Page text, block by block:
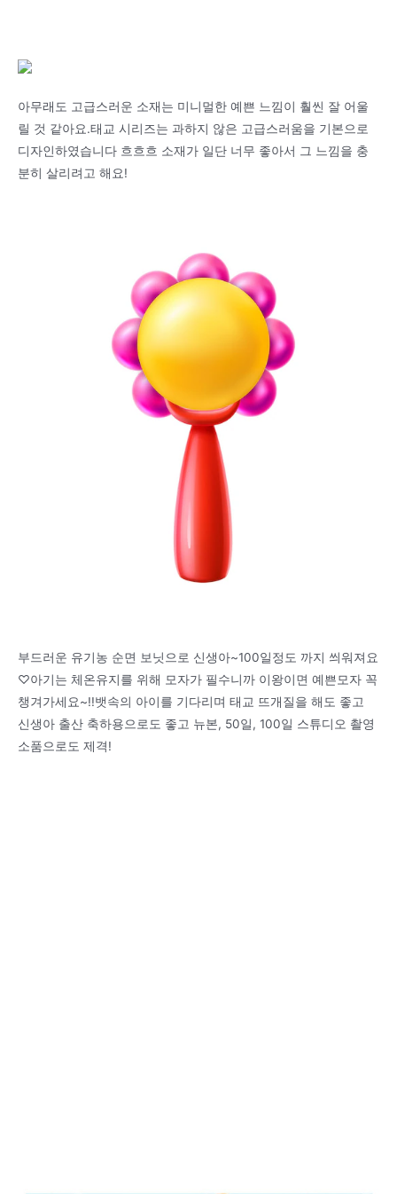
아무래도 고급스러운 소재는 미니멀한 예쁜 느낌이 훨씬 잘 어울
릴 것 같아요.태교 시리즈는 과하지 않은 고급스러움을 기본으로
디자인하였습니다 흐흐흐 소재가 일단 너무 좋아서 그 느낌을 충
분히 살리려고 해요!
부드러운 유기농 순면 보닛으로 신생아~100일정도 까지 씌워져요
♡아기는 체온유지를 위해 모자가 필수니까 이왕이면 예쁜모자 꼭
챙겨가세요~!!뱃속의 아이를 기다리며 태교 뜨개질을 해도 좋고
신생아 출산 축하용으로도 좋고 뉴본, 50일, 100일 스튜디오 촬영
소품으로도 제격!